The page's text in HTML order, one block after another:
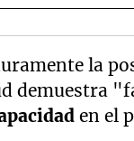
la
demuestra
en el